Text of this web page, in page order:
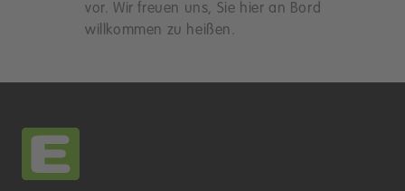
vor. Wir freuen uns, Sie hier an Bord
willkommen zu heißen.